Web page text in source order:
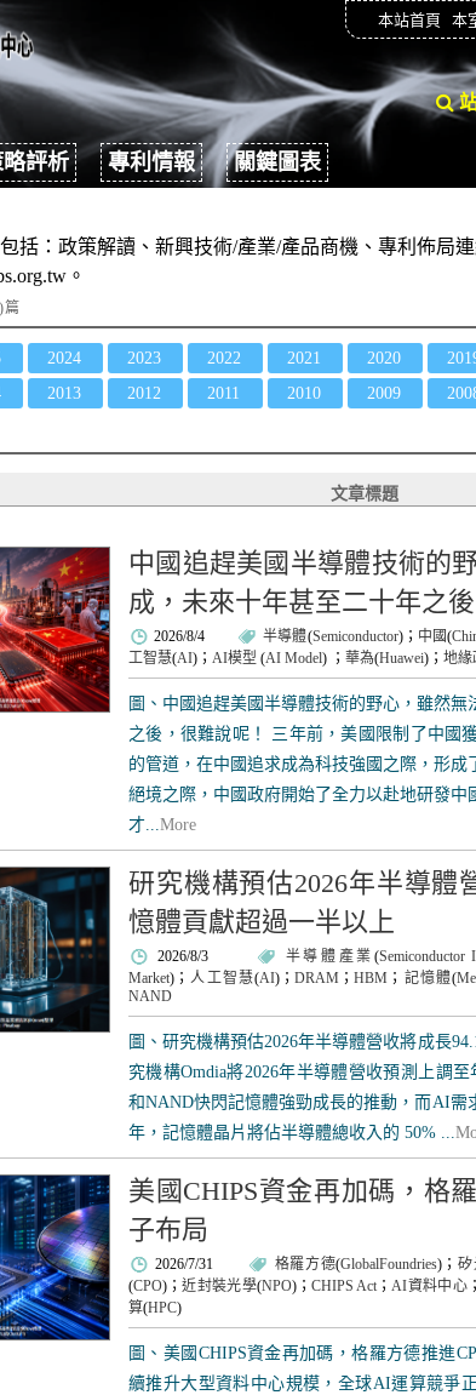
本站首頁 本
評析 專利情報 關鍵圖表
包括：政策解讀、新興技術/產業/產品商機、專利佈局
。
篇
2024 2023 2022 2021 2020
2013 2012 2011 2010 2009
文章標題
中國追趕美國半導體技術的
成，未來十年甚至二十年之
2026/8/4 半導體(Semiconductor)； 中國(
工智慧(AI)； AI模型 (AI Model) ； 華為(Huawei)； 地緣
圖、中國追趕美國半導體技術的野心，雖然
之後，很難說呢！ 三年前，美國限制了中國
的管道，在中國追求成為科技強國之際，形成
絕境之際，中國政府開始了全力以赴地研發
才...More
研究機構預估2026年半導體
憶體貢獻超過一半以上
2026/8/3 半導體產業 (Semiconductor
Market)； 人工智慧(AI)；DRAM ；HBM ； 記憶體(
NAND
圖、研究機構預估2026年半導體營收將成長
究機構Omdia將2026年半導體營收預測上調
和NAND快閃記憶體強勁成長的推動，而AI需
年，記憶體晶片將佔半導體總收入的 50% ...
美國CHIPS資金再加碼，格
子布局
2026/7/31 格羅方德(GlobalFoundries)； 矽
(CPO)； 近封裝光學(NPO)； CHIPS Act ；AI資料中心
算(HPC)
圖、美國CHIPS資金再加碼，格羅方德推進
續推升大型資料中心規模，全球AI運算競爭